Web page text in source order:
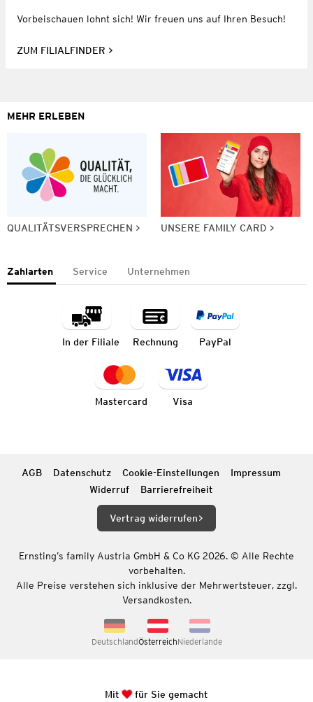
Vorbeischauen lohnt sich! Wir freuen uns auf Ihren Besuch!
ZUM FILIALFINDER
MEHR ERLEBEN
QUALITÄTSVERSPRECHEN UNSERE FAMILY CARD
Zahlarten Service Unternehmen
In der Filiale Rechnung PayPal
Mastercard Visa
AGB Datenschutz Cookie-Einstellungen
Impressum
Widerruf
Barrierefreiheit
Vertrag widerrufen
Ernsting’s family Austria GmbH & Co KG 2026. © Alle Rechte
vorbehalten.
Alle Preise verstehen sich inklusive der Mehrwertsteuer, zzgl.
Versandkosten.
DeutschlandÖsterreichNiederlande
Mit für Sie gemacht